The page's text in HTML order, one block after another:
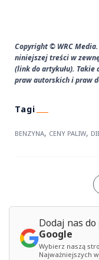
Copyright © WRC
niniejszej treści w
(link do artykułu). Takie
praw autorskich i praw
BENZYNA, CENY PALIW,
Dodaj nas do
Google
Wybierz naszą
Najważniejszych